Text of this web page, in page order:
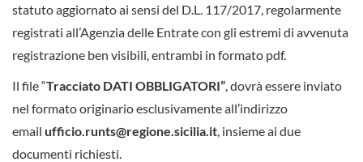
statuto aggiornato ai sensi del D.L. 117/2017, regolarmente
registrati all’Agenzia delle Entrate con gli estremi di avvenuta
registrazione ben visibili, entrambi in formato pdf.
Il file “Tracciato DATI OBBLIGATORI” , dovrà essere inviato
nel formato originario esclusivamente all’indirizzo
email ufficio.runts@regione.sicilia.it , insieme ai due
documenti richiesti.